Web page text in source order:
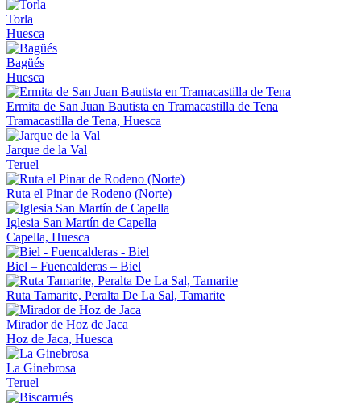
Torla
Huesca
Bagüés
Huesca
Ermita de San Juan Bautista en Tramacastilla de Tena
Tramacastilla de Tena, Huesca
Jarque de la Val
Teruel
Ruta el Pinar de Rodeno (Norte)
Iglesia San Martín de Capella
Capella, Huesca
Biel – Fuencalderas – Biel
Ruta Tamarite, Peralta De La Sal, Tamarite
Mirador de Hoz de Jaca
Hoz de Jaca, Huesca
La Ginebrosa
Teruel